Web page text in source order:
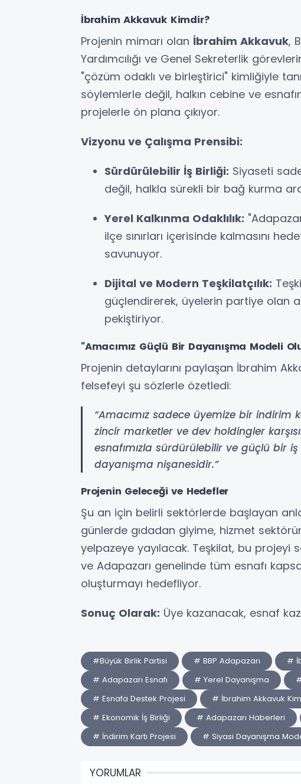
İbrahim Akkavuk Kimdir?
Projenin mimarı olan İbrahim Akkavuk,
Yardımcılığı ve Genel Sekreterlik
"çözüm odaklı ve birleştirici" kimliğiyle
söylemlerle değil, halkın cebine ve
projelerle ön plana çıkıyor.
Vizyonu ve Çalışma Prensibi:
Sürdürülebilir İş Birliği: Siyaseti
değil, halkla sürekli bir bağ kurma
Yerel Kalkınma Odaklılık:
ilçe sınırları içerisinde kalmasını
savunuyor.
Dijital ve Modern Teşkilatçılık:
güçlendirerek, üyelerin partiye olan
pekiştiriyor.
"Amacımız Güçlü Bir Dayanışma Modeli
Projenin detaylarını paylaşan İbrahim
felsefeyi şu sözlerle özetledi:
“Amacımız sadece üyemize bir indirim
zincir marketler ve dev holdingler
esnafımızla sürdürülebilir ve güçlü bir
dayanışma nişanesidir.”
Projenin Geleceği ve Hedefler
Şu an için belirli sektörlerde başlayan
günlerde gıdadan giyime, hizmet
yelpazeye yayılacak. Teşkilat, bu
ve Adapazarı genelinde tüm esnafı
oluşturmayı hedefliyor.
Sonuç Olarak: Üye kazanacak, esnaf
#Büyük Birlik Partisi # BBP Adapazarı #
# Adapazarı Esnafı
# Yerel Dayanışma
# Esnafa Destek Projesi
# İbrahim Akkavuk
# Ekonomik İş Birliği
# Adapazarı Haberleri
# İndirim Kartı Projesi
# Siyasi Dayanışma
YORUMLAR